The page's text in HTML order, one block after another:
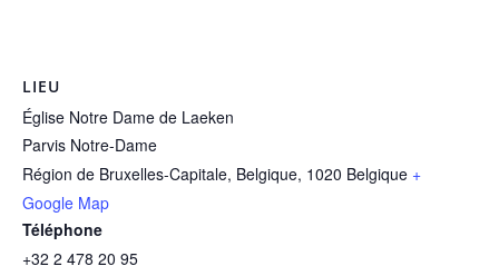
LIEU
Église Notre Dame de Laeken
Parvis Notre-Dame
Région de Bruxelles-Capitale, Belgique, 1020 Belgique +
Google Map
Téléphone
+32 2 478 20 95